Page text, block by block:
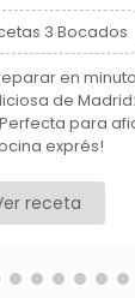
3 Bocados
en
de
para
exprés!
receta